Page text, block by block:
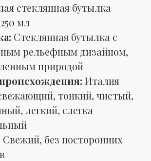
стеклянная бутылка
250 мл
Стеклянная бутылка с
рельефным дизайном,
природой
Италия
тонкий, чистый,
легкий, слегка
Свежий, без посторонних